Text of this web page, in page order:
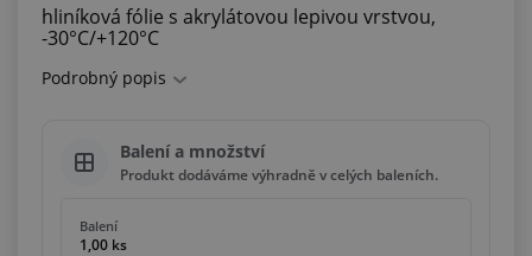
hliníková fólie s akrylátovou lepivou vrstvou,
-30°C/+120°C
Podrobný popis
Balení a množství
Produkt dodáváme výhradně v celých baleních.
Balení
1,00 ks